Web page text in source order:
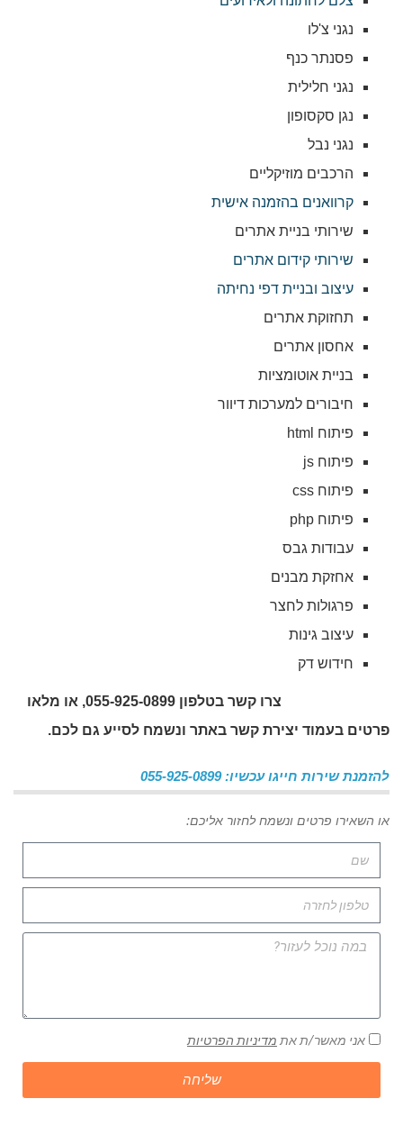
נגני צ'לו
פסנתר כנף
נגני חלילית
נגן סקסופון
נגני נבל
הרכבים מוזיקליים
קרוואנים בהזמנה אישית
שירותי בניית אתרים
שירותי קידום אתרים
עיצוב ובניית דפי נחיתה
תחזוקת אתרים
אחסון אתרים
בניית אוטומציות
חיבורים למערכות דיוור
פיתוח html
פיתוח js
פיתוח css
פיתוח php
עבודות גבס
אחזקת מבנים
פרגולות לחצר
עיצוב גינות
חידוש דק
צרו קשר בטלפון 055-925-0899, או מלאו
פרטים בעמוד יצירת קשר באתר ונשמח לסייע גם לכם.
להזמנת שירות חייגו עכשיו: 055-925-0899
או השאירו פרטים ונשמח לחזור אליכם:
אני מאשר/ת את מדיניות הפרטיות
שליחה